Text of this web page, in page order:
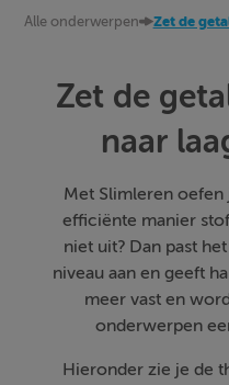
Alle onderwerpen Zet de
Zet de
naar
Met Slimleren
efficiënte manier
niet uit? Dan past
niveau aan en geeft
meer vast en
onderwerpen
Hieronder zie je de